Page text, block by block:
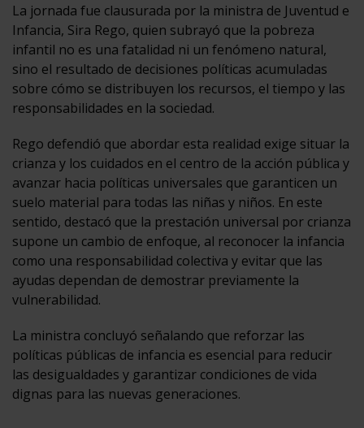
La jornada fue clausurada por la ministra de Juventud e
Infancia, Sira Rego, quien subrayó que la pobreza
infantil no es una fatalidad ni un fenómeno natural,
sino el resultado de decisiones políticas acumuladas
sobre cómo se distribuyen los recursos, el tiempo y las
responsabilidades en la sociedad.
Rego defendió que abordar esta realidad exige situar la
crianza y los cuidados en el centro de la acción pública y
avanzar hacia políticas universales que garanticen un
suelo material para todas las niñas y niños. En este
sentido, destacó que la prestación universal por crianza
supone un cambio de enfoque, al reconocer la infancia
como una responsabilidad colectiva y evitar que las
ayudas dependan de demostrar previamente la
vulnerabilidad.
La ministra concluyó señalando que reforzar las
políticas públicas de infancia es esencial para reducir
las desigualdades y garantizar condiciones de vida
dignas para las nuevas generaciones.